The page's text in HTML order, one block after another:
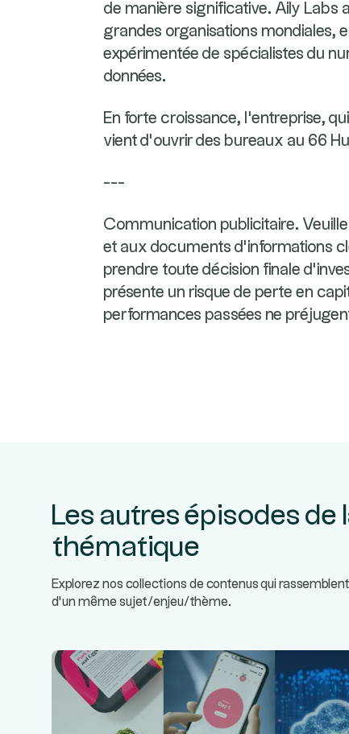
de manière significative. Aily Labs
grandes organisations mondiales,
expérimentée de spécialistes du
données.
En forte croissance, l'entreprise,
vient d'ouvrir des bureaux au 66
---
Communication publicitaire.
et aux documents d’informations
prendre toute décision finale
présente un risque de perte en
performances passées ne
Les autres épisodes de
thématique
Explorez nos collections de contenus qui
d’un même sujet/enjeu/thème.